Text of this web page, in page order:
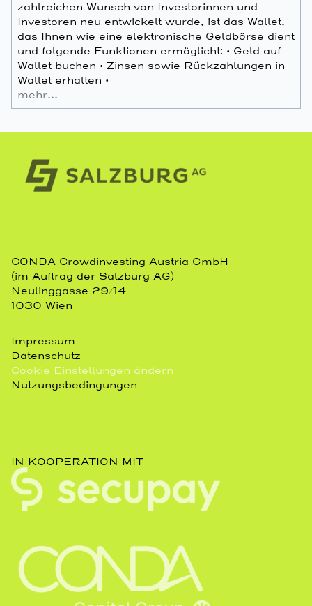
zahlreichen Wunsch von Investorinnen und
Investoren neu entwickelt wurde, ist das Wallet,
das Ihnen wie eine elektronische Geldbörse dient
und folgende Funktionen ermöglicht: • Geld auf
Wallet buchen • Zinsen sowie Rückzahlungen in
Wallet erhalten •
mehr…
CONDA Crowdinvesting Austria GmbH
(im Auftrag der Salzburg AG)
Neulinggasse 29/14
1030 Wien
Impressum
Datenschutz
Cookie Einstellungen ändern
Nutzungsbedingungen
IN KOOPERATION MIT